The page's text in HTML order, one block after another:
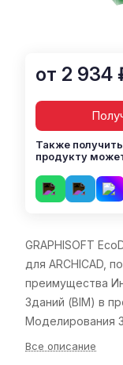
GRAPHISOFT
для ARCHICAD,
преимущества
Зданий (BIM) в
Моделирования
Все описание
от 2 934
Также
продукту